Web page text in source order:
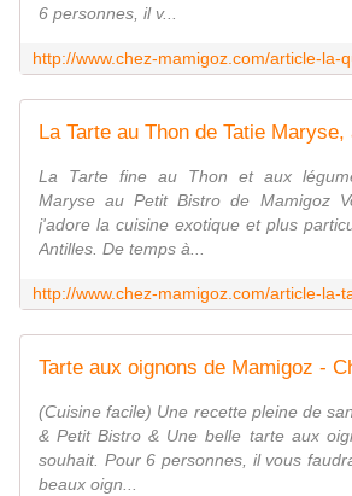
6 personnes, il v...
La Tarte fine au Thon et aux
Maryse au Petit Bistro de Mamigoz
j'adore la cuisine exotique et plus
Antilles. De temps à...
Tarte aux oignons de Mamigoz -
(Cuisine facile) Une recette pleine de
& Petit Bistro & Une belle tarte aux
souhait. Pour 6 personnes, il vous
beaux oign...